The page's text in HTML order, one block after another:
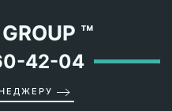
™
42-04